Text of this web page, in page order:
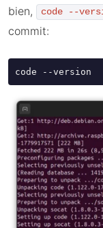
bien,
code --
commit:
code --version